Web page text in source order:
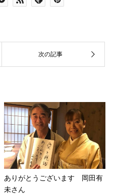
ありがとうございます 岡田有
未さん